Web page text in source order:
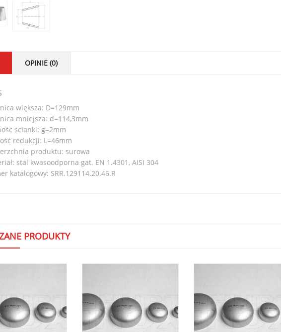
OPINIE (0)
większa: D=129mm
mniejsza: d=114,3mm
ścianki: g=2mm
redukcji: L=46mm
produktu: surowa
stal kwasoodporna gat. EN 1.4301, AISI 304
katalogowy: SRR.129114.20.46.R
PRODUKTY